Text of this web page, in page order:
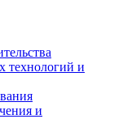
технологий и
и